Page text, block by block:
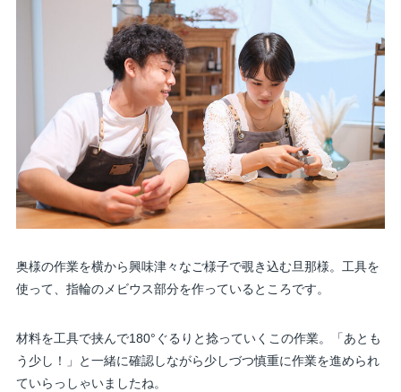
奥様の作業を横から興味津々なご様子で覗き込む旦那様。工具を
使って、指輪のメビウス部分を作っているところです。
材料を工具で挟んで180°ぐるりと捻っていくこの作業。「あとも
う少し！」と一緒に確認しながら少しづつ慎重に作業を進められ
ていらっしゃいましたね。